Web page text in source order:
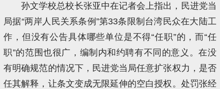
孙文学校总校长张亚中在记者会上指出，民进党当
局据“两岸人民关系条例”第33条限制台湾民众在大陆工
作，但没有公告具体哪些单位是不得“任职”的，而“任
职”的范围也很广，编制内和约聘有不同的意义。在没
有明确规范的情况下，民进党当局任意扩张权力，是否
任其解释，让条文变成无限延伸的空白授权。处罚张经